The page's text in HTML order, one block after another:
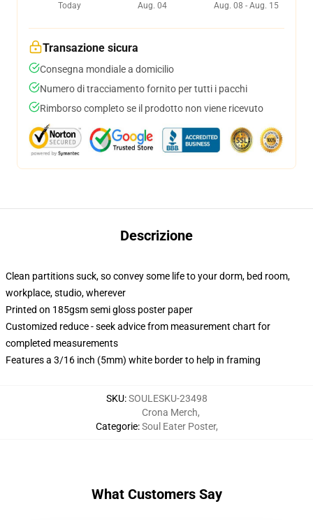
Today
Aug. 04
Aug. 08 - Aug. 15
Transazione sicura
Consegna mondiale a domicilio
Numero di tracciamento fornito per tutti i pacchi
Rimborso completo se il prodotto non viene ricevuto
Descrizione
Clean partitions suck, so convey some life to your dorm, bed room,
workplace, studio, wherever
Printed on 185gsm semi gloss poster paper
Customized reduce - seek advice from measurement chart for
completed measurements
Features a 3/16 inch (5mm) white border to help in framing
SKU:SOULESKU-23498
Categorie:
Crona Merch,
Soul Eater Poster,
What Customers Say